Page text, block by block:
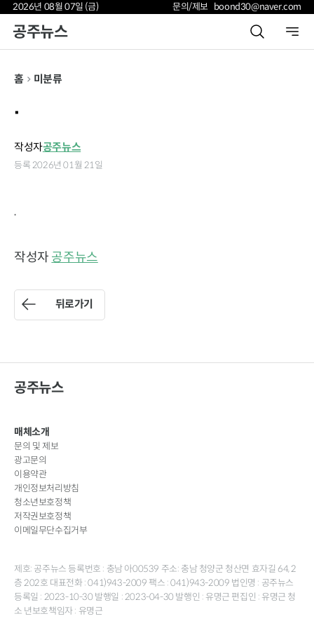
2026년 08월 07일 (금) 문의/제보 boond30@naver.com
공주뉴스
홈 미분류
.
작성자공주뉴스
등록 2026년 01월 21일
.
작성자 공주뉴스
뒤로가기
공주뉴스
매체소개
문의 및 제보
광고문의
이용약관
개인정보처리방침
청소년보호정책
저작권보호정책
이메일무단수집거부
제호: 공주뉴스 등록번호 : 충남 아00539 주소: 충남 청양군 청산면 효자길 64, 2
층 202호 대표전화 : 041)943-2009 팩스 : 041)943-2009 법인명 : 공주뉴스
등록일 : 2023-10-30 발행일 : 2023-04-30 발행인 : 유명근 편집인 : 유명근 청
소 년보호책임자 : 유명근